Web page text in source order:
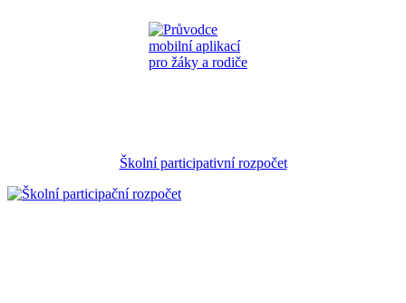
Školní participativní rozpočet